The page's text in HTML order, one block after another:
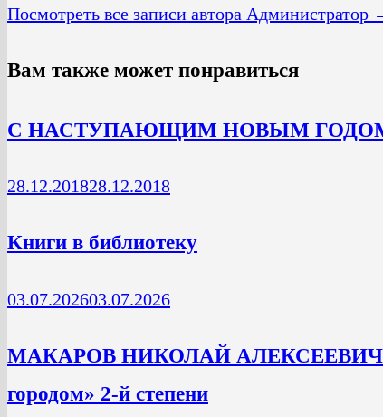
Посмотреть все записи автора Администратор
Вам также может понравиться
С НАСТУПАЮЩИМ НОВЫМ
28.12.201828.12.2018
Книги в библиотеку
03.07.202603.07.2026
МАКАРОВ НИКОЛАЙ АЛЕКСЕЕВИЧ
городом» 2-й степени